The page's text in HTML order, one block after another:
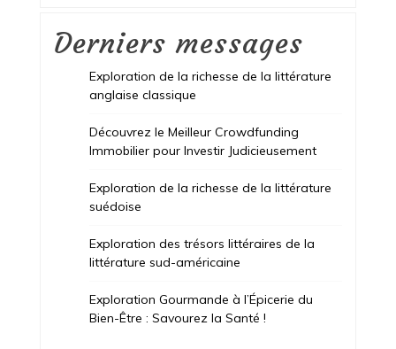
Derniers messages
Exploration de la richesse de la littérature
anglaise classique
Découvrez le Meilleur Crowdfunding
Immobilier pour Investir Judicieusement
Exploration de la richesse de la littérature
suédoise
Exploration des trésors littéraires de la
littérature sud-américaine
Exploration Gourmande à l’Épicerie du
Bien-Être : Savourez la Santé !